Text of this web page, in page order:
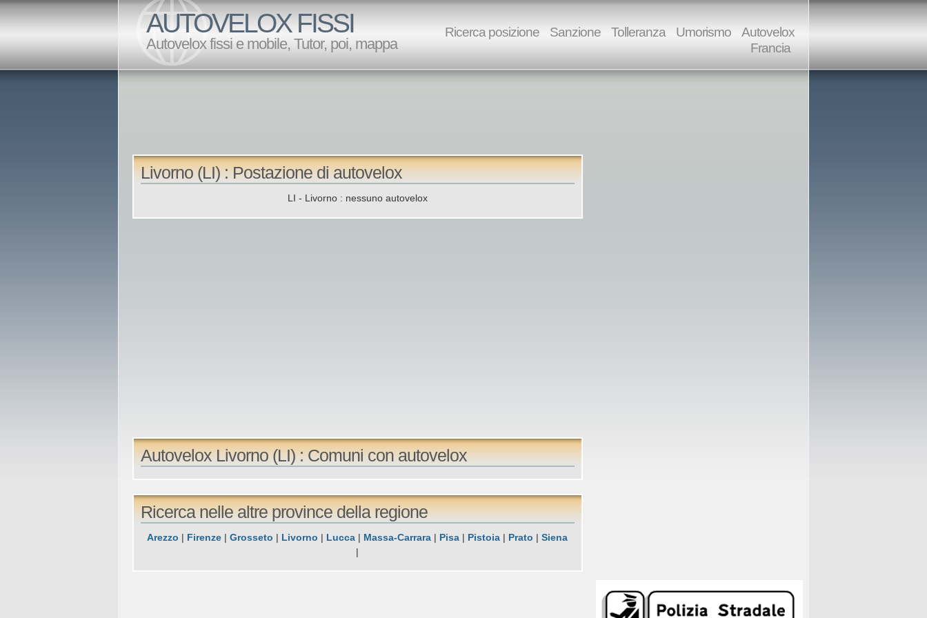
AUTOVELOX FISSI
Autovelox fissi e mobile, Tutor, poi, mappa
Ricerca posizione Sanzione Tolleranza Umorismo
Autovelox
Francia
Livorno (LI) : Postazione di autovelox
LI - Livorno : nessuno autovelox
Autovelox Livorno (LI) : Comuni con autovelox
Ricerca nelle altre province della regione
Arezzo | Firenze |Grosseto | Livorno | Lucca | Massa-Carrara | Pisa | Pistoia | Prato |Siena
|